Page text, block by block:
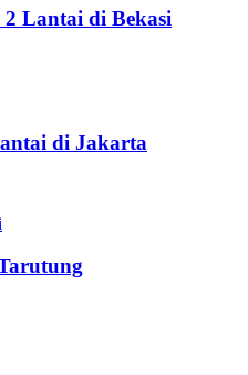
Lantai di Bekasi
di Jakarta